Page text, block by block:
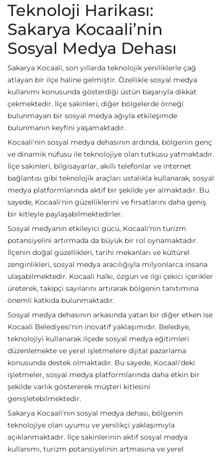
Teknoloji Harikası:
Sakarya Kocaali’nin
Sosyal Medya Dehası
Sakarya Kocaali, son yıllarda teknolojik yeniliklerle çağ
atlayan bir ilçe haline gelmiştir. Özellikle sosyal medya
kullanımı konusunda gösterdiği üstün başarıyla dikkat
çekmektedir. İlçe sakinleri, diğer bölgelerde örneği
bulunmayan bir sosyal medya ağıyla etkileşimde
bulunmanın keyfini yaşamaktadır.
Kocaali'nin sosyal medya dehasının ardında, bölgenin genç
ve dinamik nüfusu ile teknolojiye olan tutkusu yatmaktadır.
İlçe sakinleri, bilgisayarlar, akıllı telefonlar ve internet
bağlantısı gibi teknolojik araçları ustalıkla kullanarak, sosyal
medya platformlarında aktif bir şekilde yer almaktadır. Bu
sayede, Kocaali'nin güzelliklerini ve fırsatlarını daha geniş
bir kitleyle paylaşabilmektedirler.
Sosyal medyanın etkileyici gücü, Kocaali'nin turizm
potansiyelini artırmada da büyük bir rol oynamaktadır.
İlçenin doğal güzellikleri, tarihi mekanları ve kültürel
zenginlikleri, sosyal medya aracılığıyla milyonlarca insana
ulaşabilmektedir. Kocaali halkı, özgün ve ilgi çekici içerikler
üreterek, takipçi sayılarını artırarak bölgenin tanıtımına
önemli katkıda bulunmaktadır.
Sosyal medya dehasının arkasında yatan bir diğer etken ise
Kocaali Belediyesi'nin inovatif yaklaşımıdır. Belediye,
teknolojiyi kullanarak ilçede sosyal medya eğitimleri
düzenlemekte ve yerel işletmelere dijital pazarlama
konusunda destek olmaktadır. Bu sayede, Kocaali'deki
işletmeler, sosyal medya platformlarında daha etkin bir
şekilde varlık göstererek müşteri kitlesini
genişletebilmektedir.
Sakarya Kocaali'nin sosyal medya dehası, bölgenin
teknolojiye olan uyumu ve yenilikçi yaklaşımıyla
açıklanmaktadır. İlçe sakinlerinin aktif sosyal medya
kullanımı, turizm potansiyelinin artmasına ve yerel